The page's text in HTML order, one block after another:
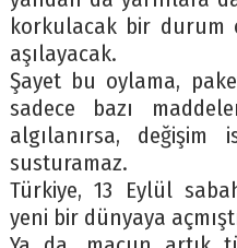
korkulacak bir durum
aşılayacak.
Şayet bu oylama,
sadece bazı
algılanırsa, değişim
susturamaz.
Türkiye, 13 Eylül
yeni bir dünyaya